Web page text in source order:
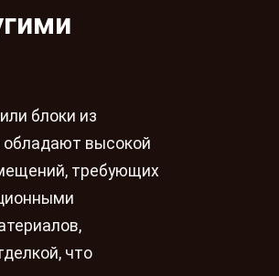
блоки из
обладают высокой
требующих
что